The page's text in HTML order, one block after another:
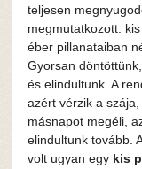
teljesen
megmutatkozott:
éber pillanataiban
Gyorsan
és elindultunk. A
azért vérzik a
másnapot megéli,
elindultunk tovább.
volt ugyan egy kis